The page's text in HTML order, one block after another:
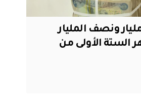
ونصف المليار
الستة الأولى من